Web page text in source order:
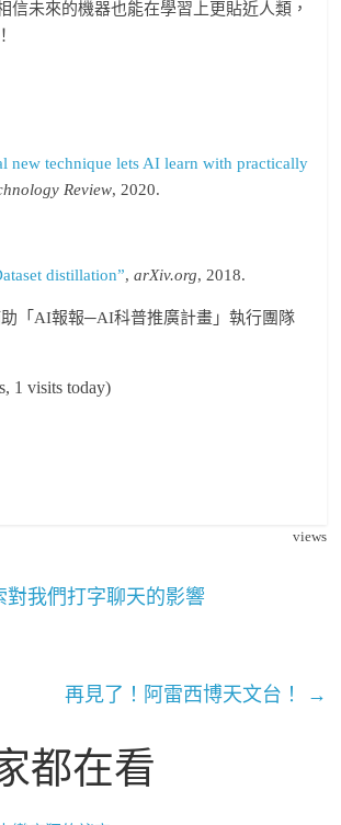
信未來的機器也能在學習上更貼近人類，
new technique lets AI learn with practically
Review, 2020.
distillation”,arXiv.org, 2018.
「AI報報─AI科普推廣計畫」執行團隊
1 visits today)
views
對我們打字聊天的影響
再見了！阿雷西博天文台！ →
都在看